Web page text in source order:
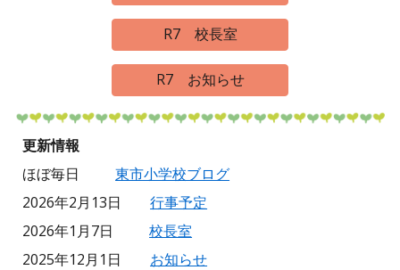
R7 校長室
R7 お知らせ
更新情報
ほぼ毎日
東市小学校ブログ
2026年2月13日行事予定
2026年1月7日
校長室
2025年12月1日 お知らせ